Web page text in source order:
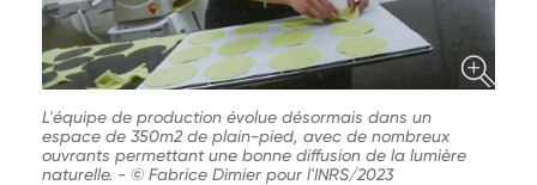
L'équipe de production évolue désormais dans un
espace de 350m2 de plain-pied, avec de nombreux
ouvrants permettant une bonne diffusion de la lumière
naturelle. - © Fabrice Dimier pour l'INRS/2023